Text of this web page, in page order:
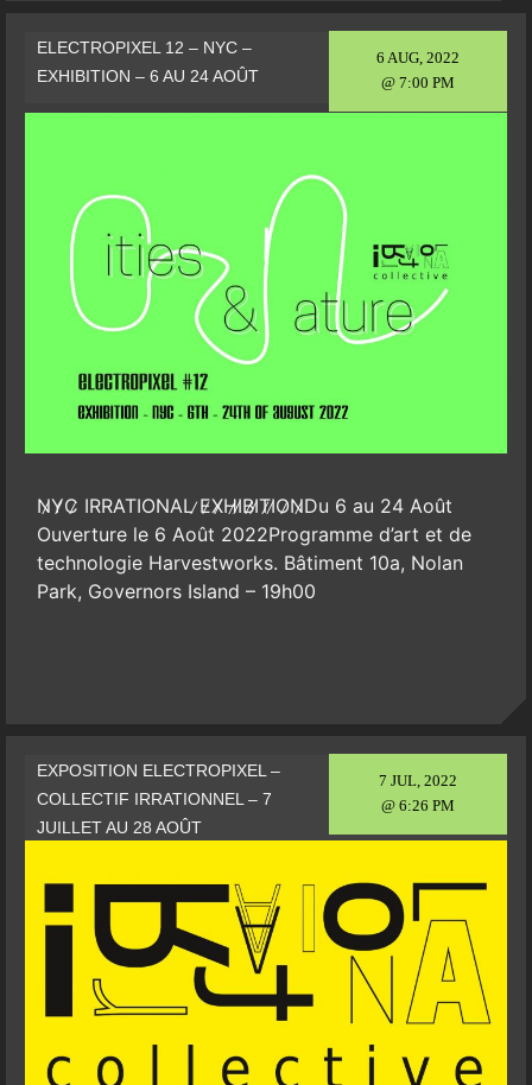
6 AUG, 2022
@ 7:00 PM
ELECTROPIXEL 12 – NYC –
EXHIBITION – 6 AU 24 AOÛT
N̷Y̷C̷ IRRATIONAL ̷E̷X̷H̷I̷B̷I̷T̷I̷O̷N̷Du 6 au 24 Août
Ouverture le 6 Août 2022Programme d’art et de
technologie Harvestworks. Bâtiment 10a, Nolan
Park, Governors Island – 19h00
7 JUL, 2022
@ 6:26 PM
EXPOSITION ELECTROPIXEL –
COLLECTIF IRRATIONNEL – 7
JUILLET AU 28 AOÛT